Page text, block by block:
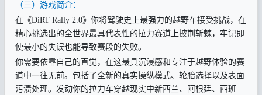
（三）游戏简介：
在《DiRT Rally 2.0》你将驾驶史上最强力的越野车接受挑战，在
精心挑选出的全世界最具代表性的拉力赛道上披荆斩棘，牢记即
使最小的失误也能导致赛段的失败。
你需要依靠自己的直觉，在这最具沉浸感和专注于越野体验的赛
道中一往无前。包括了全新的真实操纵模式、轮胎选择以及表面
污渍处理。发动你的拉力车穿越现实中新西兰、阿根廷、西班